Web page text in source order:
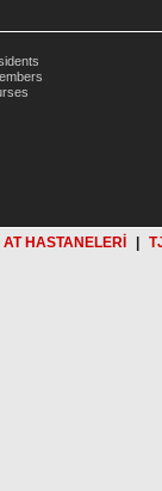
HASTANELERİ